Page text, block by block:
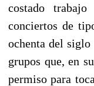
costado
conciertos de
ochenta del
grupos que, en
permiso para